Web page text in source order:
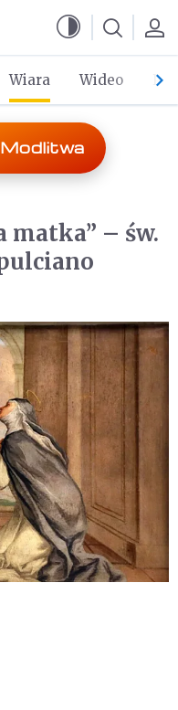
Wiara Wideo Po
Modlitwa
matka” – św.